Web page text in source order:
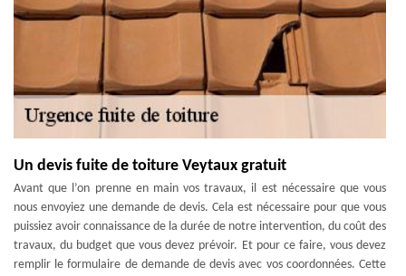
Un devis fuite de toiture Veytaux gratuit
Avant que l’on prenne en main vos travaux, il est nécessaire que vous
nous envoyiez une demande de devis. Cela est nécessaire pour que vous
puissiez avoir connaissance de la durée de notre intervention, du coût des
travaux, du budget que vous devez prévoir. Et pour ce faire, vous devez
remplir le formulaire de demande de devis avec vos coordonnées. Cette